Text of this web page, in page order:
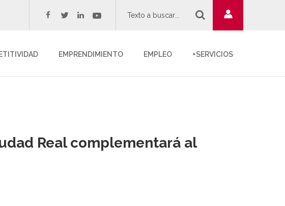
facebook
twitterlinkedinyoutube
EMPRENDIMIENTO EMPLEO +SERVICIOS
Real complementará al